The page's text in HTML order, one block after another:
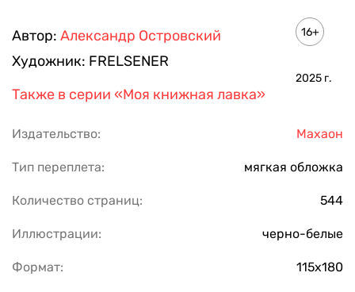
Автор: Александр Островский
Художник: FRELSENER
16+
2025 г.
Также в серии «Моя книжная лавка»
Издательство: Махаон
Тип переплета: мягкая обложка
Количество страниц: 544
Иллюстрации: черно-белые
Формат: 115х180